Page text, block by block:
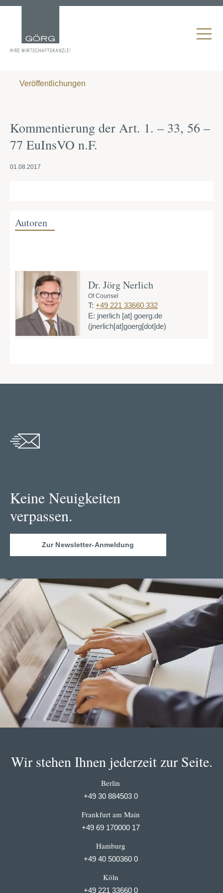
Veröffentlichungen
Kommentierung der Art. 1. – 33, 56 –
77 EuInsVO n.F.
01.08.2017
Autoren
Dr. Jörg Nerlich
Of Counsel
T: +49 221 33660 332
E: jnerlich [at] goerg.de
(jnerlich[at]goerg[dot]de)
Keine Neuigkeiten
verpassen.
Zur Newsletter-Anmeldung
Wir stehen Ihnen jederzeit zur Seite.
Berlin
+49 30 884503 0
Frankfurt am Main
+49 69 170000 17
Hamburg
+49 40 500360 0
Köln
+49 221 33660 0